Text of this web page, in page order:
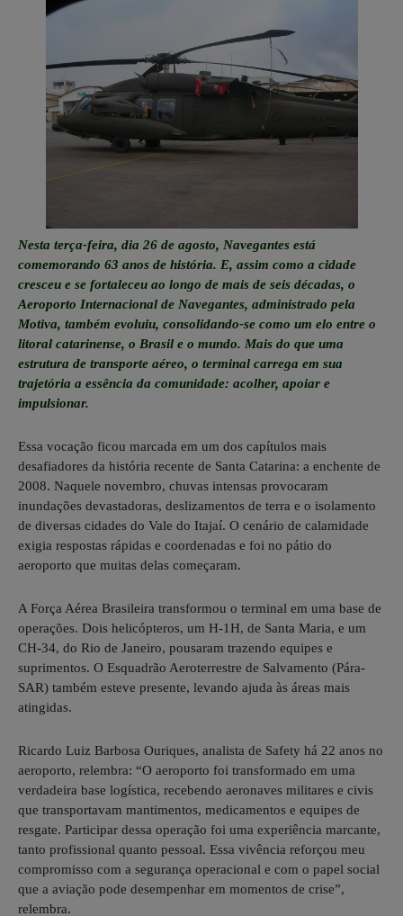
Nesta terça-feira, dia 26 de agosto, Navegantes está
comemorando 63 anos de história. E, assim como a cidade
cresceu e se fortaleceu ao longo de mais de seis décadas, o
Aeroporto Internacional de Navegantes, administrado pela
Motiva, também evoluiu, consolidando-se como um elo entre o
litoral catarinense, o Brasil e o mundo. Mais do que uma
estrutura de transporte aéreo, o terminal carrega em sua
trajetória a essência da comunidade: acolher, apoiar e
impulsionar.
Essa vocação ficou marcada em um dos capítulos mais
desafiadores da história recente de Santa Catarina: a enchente de
2008. Naquele novembro, chuvas intensas provocaram
inundações devastadoras, deslizamentos de terra e o isolamento
de diversas cidades do Vale do Itajaí. O cenário de calamidade
exigia respostas rápidas e coordenadas e foi no pátio do
aeroporto que muitas delas começaram.
A Força Aérea Brasileira transformou o terminal em uma base de
operações. Dois helicópteros, um H-1H, de Santa Maria, e um
CH-34, do Rio de Janeiro, pousaram trazendo equipes e
suprimentos. O Esquadrão Aeroterrestre de Salvamento (Pára-
SAR) também esteve presente, levando ajuda às áreas mais
atingidas.
Ricardo Luiz Barbosa Ouriques, analista de Safety há 22 anos no
aeroporto, relembra: “O aeroporto foi transformado em uma
verdadeira base logística, recebendo aeronaves militares e civis
que transportavam mantimentos, medicamentos e equipes de
resgate. Participar dessa operação foi uma experiência marcante,
tanto profissional quanto pessoal. Essa vivência reforçou meu
compromisso com a segurança operacional e com o papel social
que a aviação pode desempenhar em momentos de crise”,
relembra.